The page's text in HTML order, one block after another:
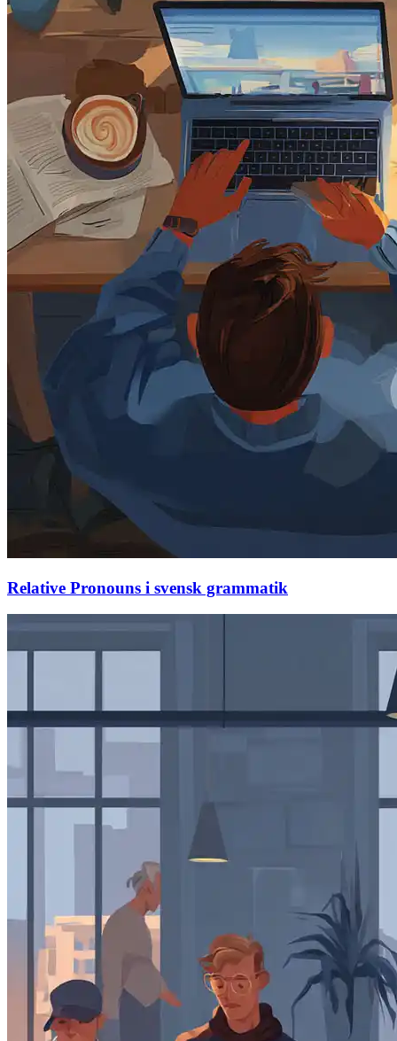
Relative Pronouns i svensk grammatik